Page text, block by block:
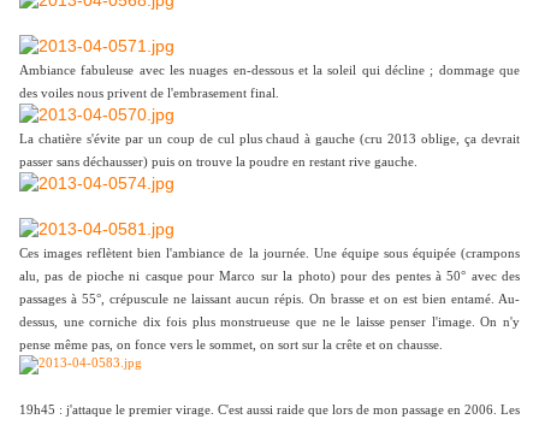
Ambiance fabuleuse avec les nuages en-dessous et la soleil qui décline ; dommage que
des voiles nous privent de l'embrasement final.
La chatière s'évite par un coup de cul plus chaud à gauche (cru 2013 oblige, ça devrait
passer sans déchausser) puis on trouve la poudre en restant rive gauche.
Ces images reflètent bien l'ambiance de la journée. Une équipe sous équipée (crampons
alu, pas de pioche ni casque pour Marco sur la photo) pour des pentes à 50° avec des
passages à 55°, crépuscule ne laissant aucun répis. On brasse et on est bien entamé. Au-
dessus, une corniche dix fois plus monstrueuse que ne le laisse penser l'image. On n'y
pense même pas, on fonce vers le sommet, on sort sur la crête et on chausse.
19h45 : j'attaque le premier virage. C'est aussi raide que lors de mon passage en 2006. Les